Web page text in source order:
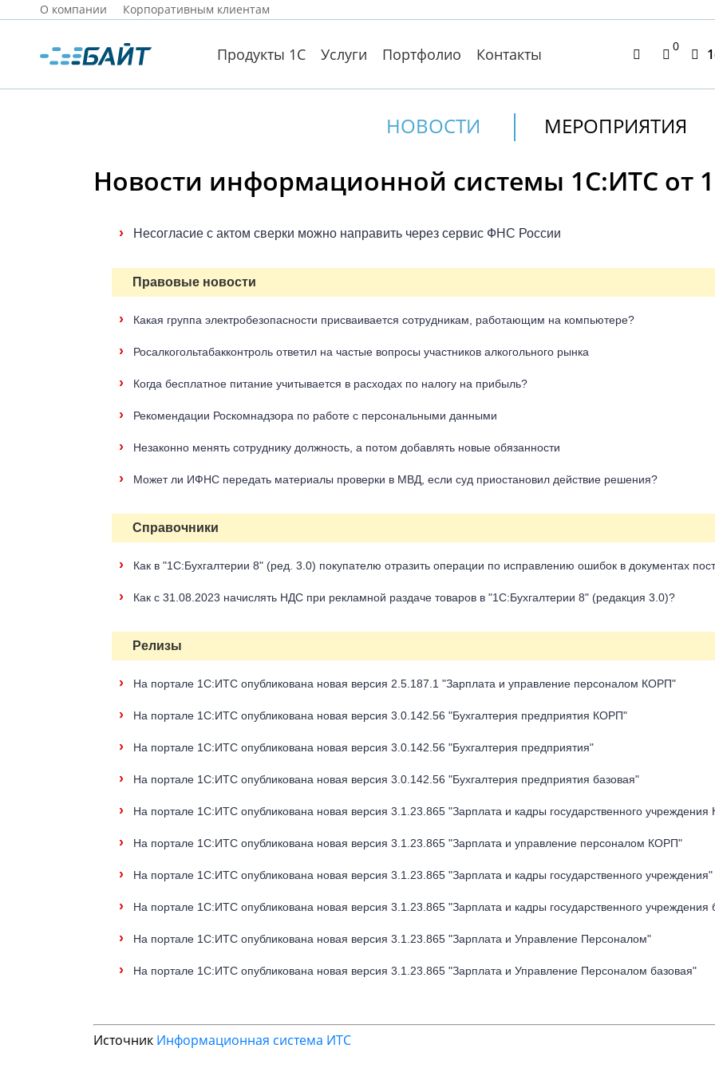
О компании Корпоративным клиентам
Продукты 1С Услуги Портфолио Контакты 0
НОВОСТИ МЕРОПРИЯТИЯ
Новости информационной системы 1С:ИТС от
› Несогласие с актом сверки можно направить через сервис ФНС России
Правовые новости
› Какая группа электробезопасности присваивается сотрудникам, работающим на компьютере?
› Росалкогольтабакконтроль ответил на частые вопросы участников алкогольного рынка
› Когда бесплатное питание учитывается в расходах по налогу на прибыль?
› Рекомендации Роскомнадзора по работе с персональными данными
› Незаконно менять сотруднику должность, а потом добавлять новые обязанности
› Может ли ИФНС передать материалы проверки в МВД, если суд приостановил действие решения?
Справочники
› Как в "1С:Бухгалтерии 8" (ред. 3.0) покупателю отразить операции по исправлению ошибок в документах
› Как с 31.08.2023 начислять НДС при рекламной раздаче товаров в "1С:Бухгалтерии 8" (редакция 3.0)?
Релизы
› На портале 1С:ИТС опубликована новая версия 2.5.187.1 "Зарплата и управление персоналом КОРП"
› На портале 1С:ИТС опубликована новая версия 3.0.142.56 "Бухгалтерия предприятия КОРП"
› На портале 1С:ИТС опубликована новая версия 3.0.142.56 "Бухгалтерия предприятия"
› На портале 1С:ИТС опубликована новая версия 3.0.142.56 "Бухгалтерия предприятия базовая"
› На портале 1С:ИТС опубликована новая версия 3.1.23.865 "Зарплата и кадры государственного
› На портале 1С:ИТС опубликована новая версия 3.1.23.865 "Зарплата и управление персоналом КОРП"
› На портале 1С:ИТС опубликована новая версия 3.1.23.865 "Зарплата и кадры государственного учреждения"
› На портале 1С:ИТС опубликована новая версия 3.1.23.865 "Зарплата и кадры государственного учреждения
› На портале 1С:ИТС опубликована новая версия 3.1.23.865 "Зарплата и Управление Персоналом"
› На портале 1С:ИТС опубликована новая версия 3.1.23.865 "Зарплата и Управление Персоналом базовая"
Источник Информационная система ИТС